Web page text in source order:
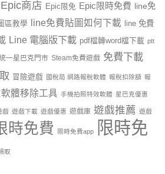
Epic商店 Epic限免 Epic限時免費 line免
區教學 line免費貼圖如何下載
line 免費
Line 電腦版下載 pdf檔轉word檔下載 ptt
一星巴克門市 Steam免費遊戲 免費下載
冒險遊戲 國稅局 網路報稅軟體 報稅扣除額 報
體移除工具 手機拍照特效軟體 星巴克優惠
戲 遊戲下載 遊戲優惠 遊戲庫 遊戲推薦 遊戲
時免費 限時免費app
限時免
取